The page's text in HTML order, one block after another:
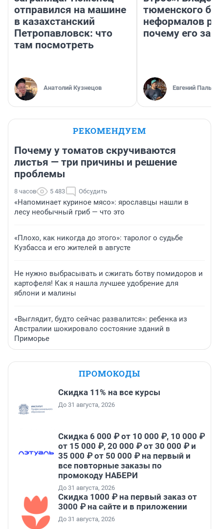
отправился на машине
в казахстанский
Петропавловск: что
там посмотреть
Анатолий Кузнецов
тюменского
неформалов
почему его
Евгений
РЕКОМЕНДУЕМ
Почему у томатов скручиваются
листья — три причины и решение
проблемы
8 часов 5 483 Обсудить
«Напоминает куриное мясо»: ярославцы нашли в
лесу необычный гриб — что это
«Плохо, как никогда до этого»: таролог о судьбе
Кузбасса и его жителей в августе
Не нужно выбрасывать и сжигать ботву помидоров и
картофеля! Как я нашла лучшее удобрение для
яблони и малины
«Выглядит, будто сейчас развалится»: ребенка из
Австралии шокировало состояние зданий в
Приморье
ПРОМОКОДЫ
Скидка 11% на все курсы
До 31 августа, 2026
Скидка 6 000 ₽ от 10 000 ₽, 10 000 ₽
от 15 000 ₽, 20 000 ₽ от 30 000 ₽ и
35 000 ₽ от 50 000 ₽ на первый и
все повторные заказы по
промокоду НАБЕРИ
До 31 августа, 2026
Скидка 1000 ₽ на первый заказ от
3000 ₽ на сайте и в приложении
До 31 августа, 2026